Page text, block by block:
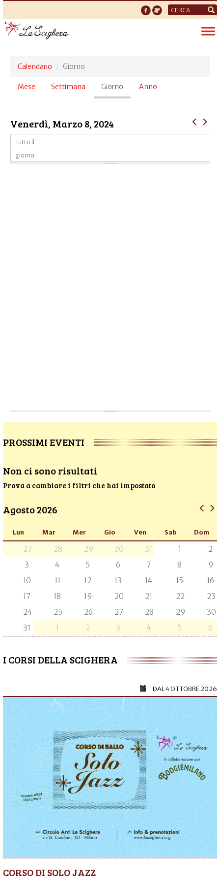
Form
di
ricerca
Calendario Giorno
Schede
Mese Settimana Giorno (scheda
attiva)
Anno
Venerdì, Marzo 8, 2024
Tutto il
giorno
PROSSIMI EVENTI
Non ci sono risultati
Prova a cambiare i filtri che hai impostato
Agosto 2026
Lun Mar Mer Gio Ven Sab Dom
27 28 29 30 31 1
2
3
4 5 6 7 8
9
10
11 12 13 14 15
16
17
18 19 20 21 22
23
24
25 26 27 28 29
30
31
1 2 3 4 5 6
I CORSI DELLA SCIGHERA
DAL4 OTTOBRE 2026
CORSO DI SOLO JAZZ